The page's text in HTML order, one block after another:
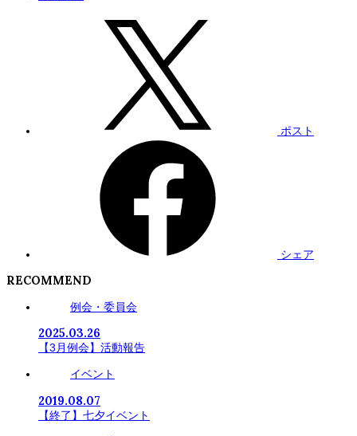
ポスト
シェア
RECOMMEND
例会・委員会
2025.03.26
【3月例会】活動報告
イベント
2019.08.07
【終了】七夕イベント